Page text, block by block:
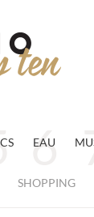
EAU
SHOPPING